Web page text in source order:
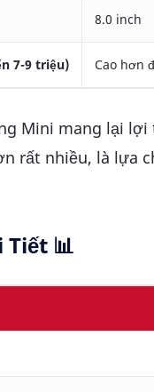
8.0 inch
7-9 triệu) Cao hơn
Mini mang lại
rất nhiều, là
Tiết 📊